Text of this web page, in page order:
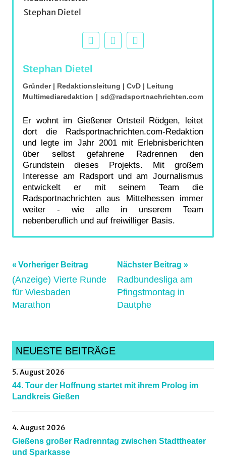
Stephan Dietel
Gründer | Redaktionsleitung | CvD | Leitung
Multimediaredaktion | sd@radsportnachrichten.com
Er wohnt im Gießener Ortsteil Rödgen, leitet
dort die Radsportnachrichten.com-Redaktion
und legte im Jahr 2001 mit Erlebnisberichten
über selbst gefahrene Radrennen den
Grundstein dieses Projekts. Mit großem
Interesse am Radsport und am Journalismus
entwickelt er mit seinem Team die
Radsportnachrichten aus Mittelhessen immer
weiter - wie alle in unserem Team
nebenberuflich und auf freiwilliger Basis.
Schlagwörter:
Bundesliga,
Mountainbike,
nachwuchs
Beitragsnavigation
Vorheriger Beitrag
(Anzeige) Vierte Runde
für Wiesbaden
Marathon
Nächster Beitrag
Radbundesliga am
Pfingstmontag in
Dautphe
NEUESTE BEITRÄGE
5. August 2026
44. Tour der Hoffnung startet mit ihrem Prolog im
Landkreis Gießen
4. August 2026
Gießens großer Radrenntag zwischen Stadttheater
und Sparkasse